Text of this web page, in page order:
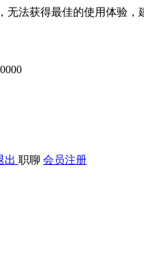
无法获得最佳的使用体验，
出 职聊 会员注册